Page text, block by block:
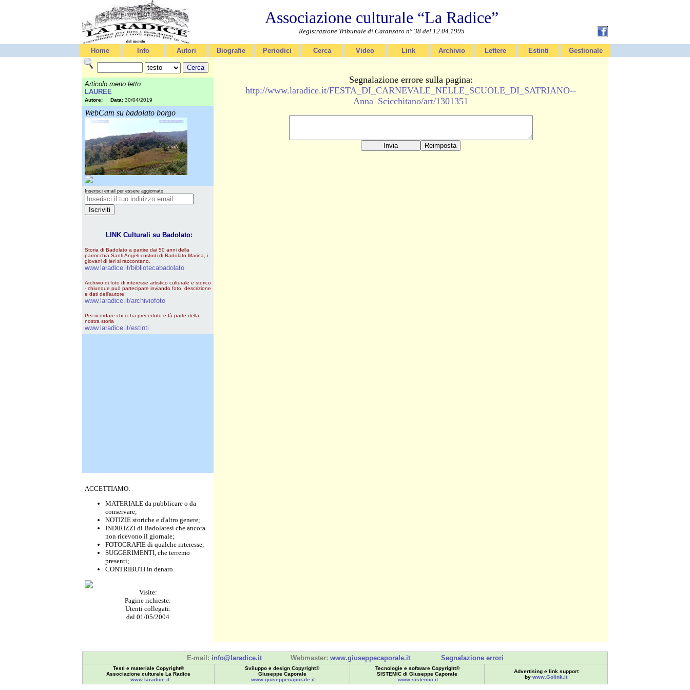
Associazione culturale “La Radice”
Registrazione Tribunale di Catanzaro n° 38 del 12.04.1995
Home Info Autori Biografie Periodici Cerca Video Link Archivio Lettere Estinti Gestionale
Articolo meno letto:
LAUREE
Autore: Data: 30/04/2019
WebCam su badolato borgo
Inserisci email per essere aggiornato
LINK Culturali su Badolato:
Storia di Badolato a partire dai 50 anni della
parrocchia Santi Angeli custodi di Badolato Marina, i
giovani di ieri si raccontano.
www.laradice.it/bibliotecabadolato
Archivio di foto di interesse artistico culturale e storico
- chiunque può partecipare inviando foto, descrizione
e dati dell'autore
www.laradice.it/archiviofoto
Per ricordare chi ci ha preceduto e fà parte della
nostra storia
www.laradice.it/estinti
ACCETTIAMO:
MATERIALE da pubblicare o da
conservare;
NOTIZIE storiche e d'altro genere;
INDIRIZZI di Badolatesi che ancora
non ricevono il giornale;
FOTOGRAFIE di qualche interesse;
SUGGERIMENTI, che terremo
presenti;
CONTRIBUTI in denaro.
Visite:
Pagine richieste:
Utenti collegati:
dal 01/05/2004
Segnalazione errore sulla pagina:
http://www.laradice.it/FESTA_DI_CARNEVALE_NELLE_SCUOLE_DI_SATRIANO--
Anna_Scicchitano/art/1301351
E-mail: info@laradice.it Webmaster: www.giuseppecaporale.it Segnalazione errori
Testi e materiale Copyright©
Associazione culturale La Radice
www.laradice.it
Sviluppo e design Copyright©
Giuseppe Caporale
www.giuseppecaporale.it
Tecnologie e software Copyright©
SISTEMIC di Giuseppe Caporale
www.sistemic.it
Advertising e link support
by www.Golink.it